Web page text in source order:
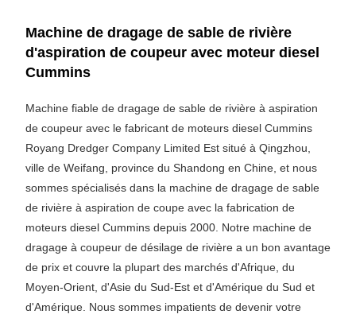
Machine de dragage de sable de rivière
d'aspiration de coupeur avec moteur diesel
Cummins
Machine fiable de dragage de sable de rivière à aspiration
de coupeur avec le fabricant de moteurs diesel Cummins
Royang Dredger Company Limited Est situé à Qingzhou,
ville de Weifang, province du Shandong en Chine, et nous
sommes spécialisés dans la machine de dragage de sable
de rivière à aspiration de coupe avec la fabrication de
moteurs diesel Cummins depuis 2000. Notre machine de
dragage à coupeur de désilage de rivière a un bon avantage
de prix et couvre la plupart des marchés d'Afrique, du
Moyen-Orient, d'Asie du Sud-Est et d'Amérique du Sud et
d'Amérique. Nous sommes impatients de devenir votre